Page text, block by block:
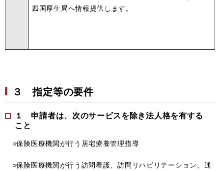
四国厚生局へ情報提供します。
３指定等の要件
１ 申請者は、次のサービスを除き法人格を有する
こと
○保険医療機関が行う居宅療養管理指導
○保険医療機関が行う訪問看護、訪問リハビリテーション、通